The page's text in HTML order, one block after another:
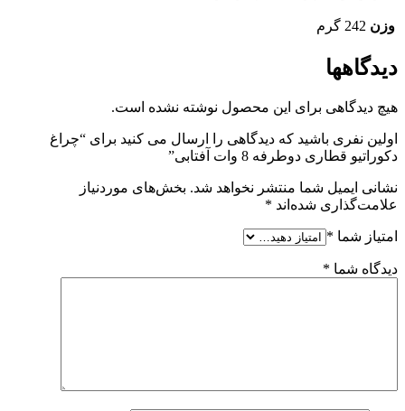
وزن 242 گرم
دیدگاهها
هیچ دیدگاهی برای این محصول نوشته نشده است.
اولین نفری باشید که دیدگاهی را ارسال می کنید برای “چراغ
دكوراتيو قطاری دوطرفه 8 وات آفتابی”
نشانی ایمیل شما منتشر نخواهد شد. بخش‌های موردنیاز
علامت‌گذاری شده‌اند *
امتیاز شما *
دیدگاه شما *